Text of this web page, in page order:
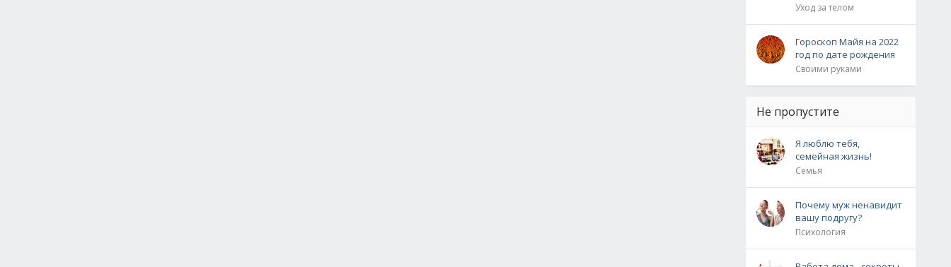
Уход за телом
Гороскоп Майя на 2022
год по дате рождения
Своими руками
Не пропустите
Я люблю тебя,
семейная жизнь!
Семья
Почему муж ненавидит
вашу подругу?
Психология